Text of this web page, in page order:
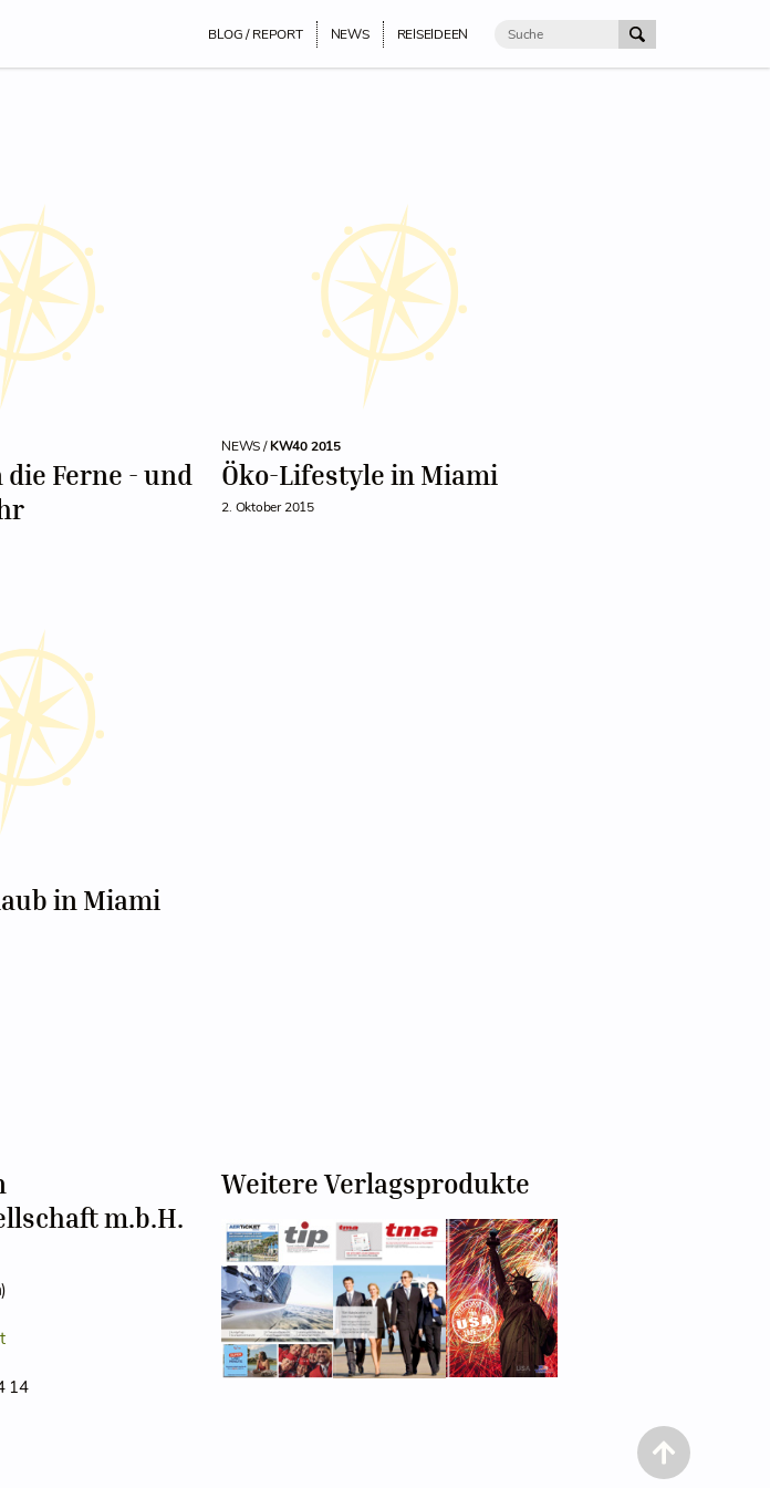
BLOG / REPORT NEWS REISEIDEEN
die Ferne - und
NEWS /KW40 2015
Öko-Lifestyle in Miami
2. Oktober 2015
in Miami
m.b.H.
14
Weitere Verlagsprodukte